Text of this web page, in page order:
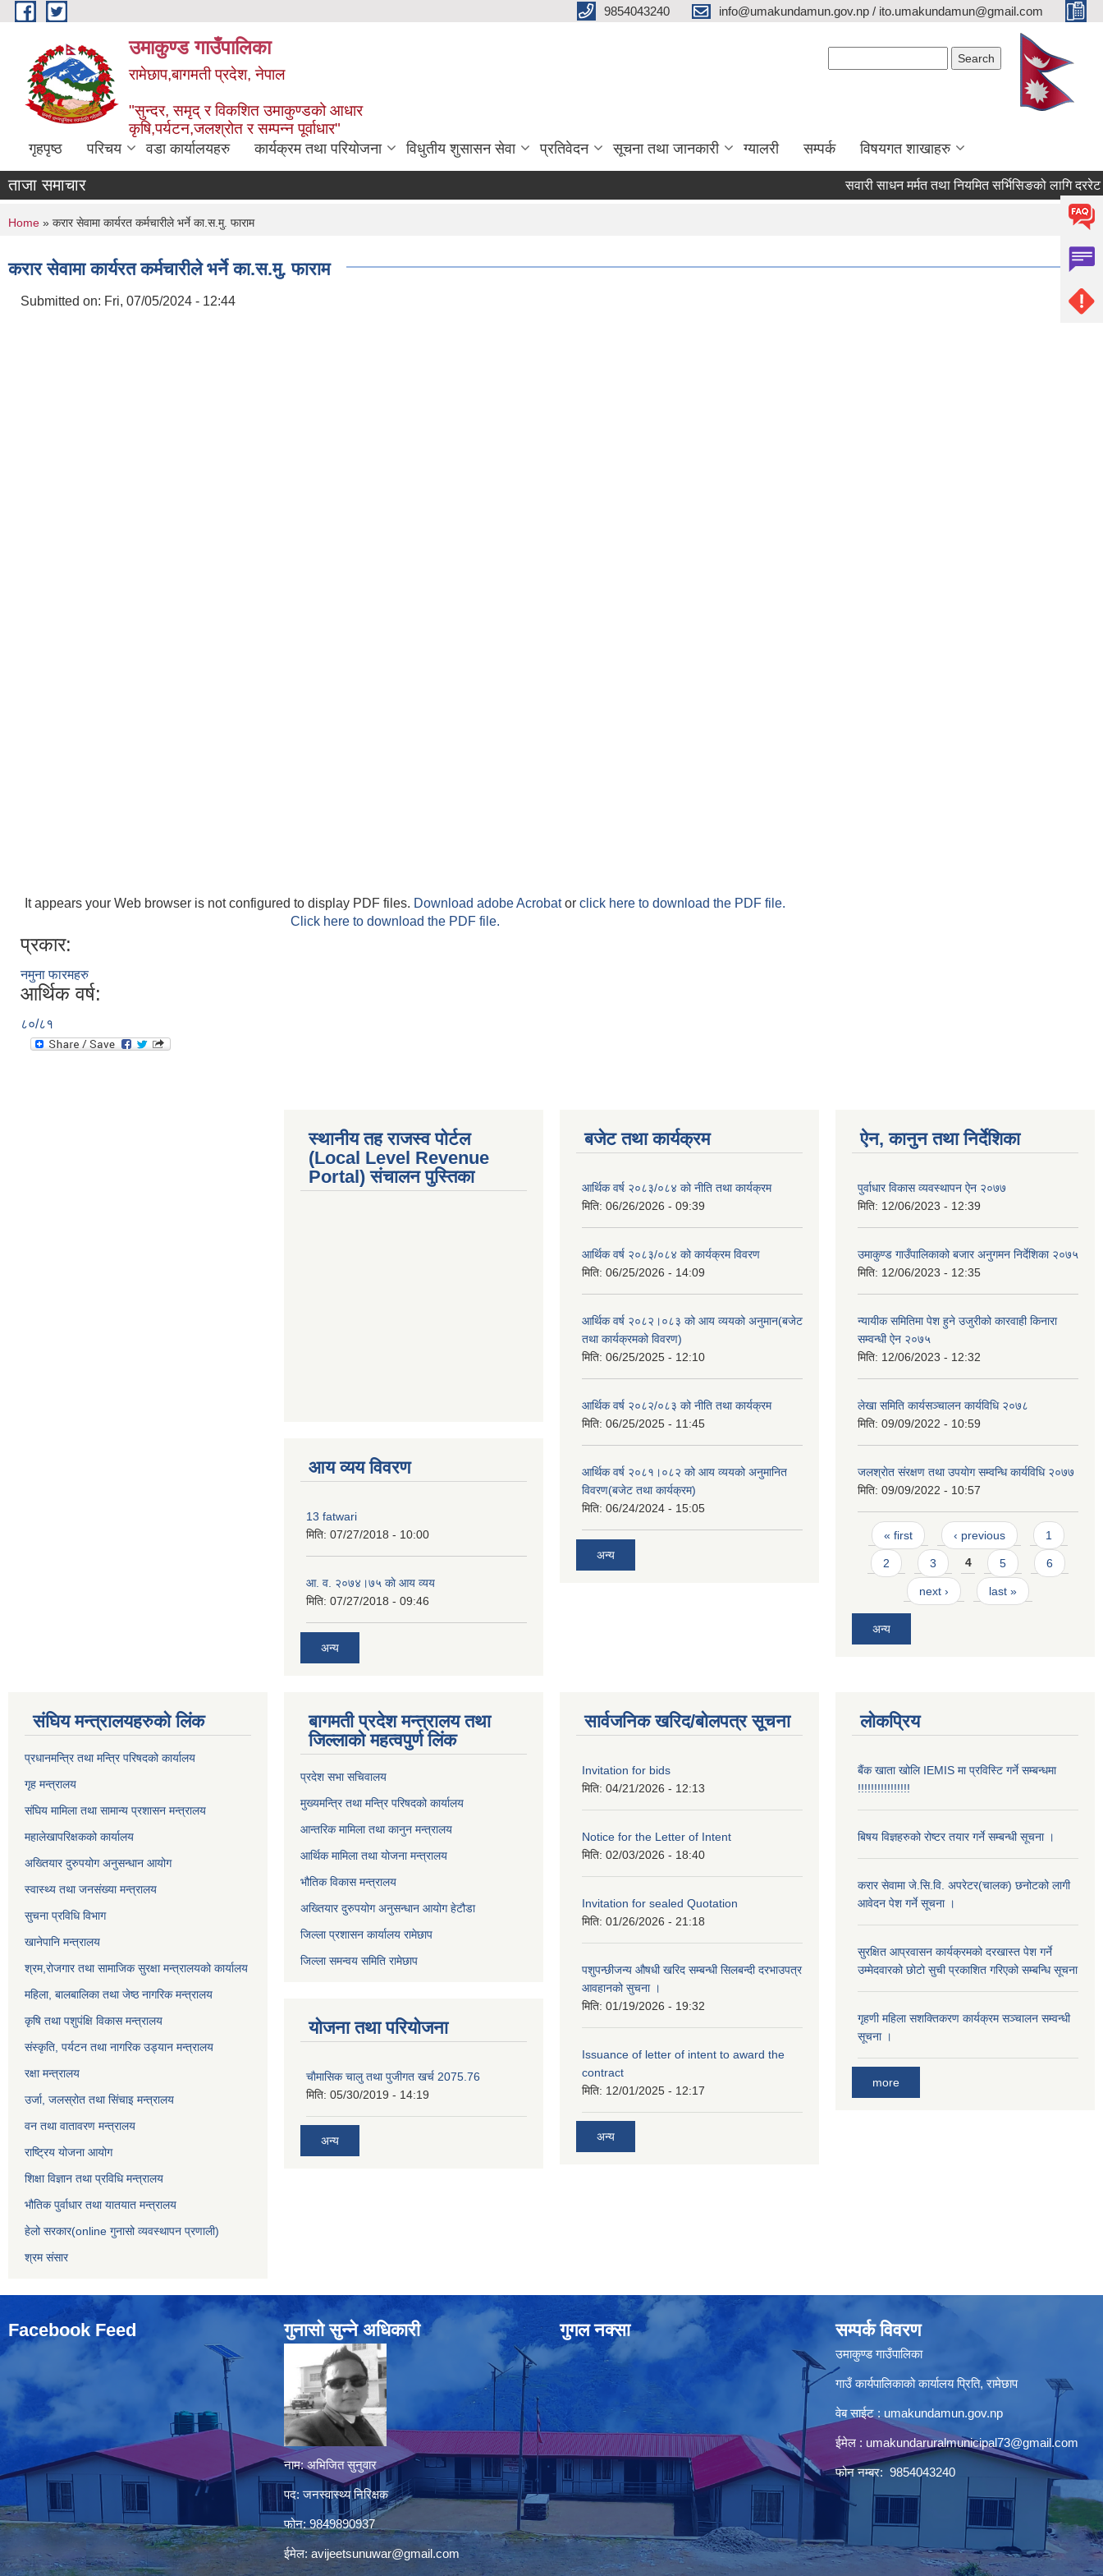
Skip to main content 9854043240 info@umakundamun.gov.np / ito.umakundamun@gmail.com
उमाकुण्ड गाउँपालिका
रामेछाप,बागमती प्रदेश, नेपाल
"सुन्दर, समृद् र विकशित उमाकुण्डको आधार
कृषि,पर्यटन,जलश्रोत र सम्पन्न पूर्वाधार"
गृहपृष्ठ परिचय वडा कार्यालयहरु कार्यक्रम तथा परियोजना विधुतीय शुसासन सेवा प्रतिवेदन सूचना तथा जानकारी ग्यालरी सम्पर्क विषयगत शाखाहरु
ताजा समाचार सवारी साधन मर्मत तथा नियमित सर्भिसिङको लागि दररेट पेश
You are here
Home » करार सेवामा कार्यरत कर्मचारीले भर्ने का.स.मु. फाराम
करार सेवामा कार्यरत कर्मचारीले भर्ने का.स.मु. फाराम
Submitted on: Fri, 07/05/2024 - 12:44
It appears your Web browser is not configured to display PDF files. Download adobe Acrobator click here to download the PDF file.
Click here to download the PDF file.
प्रकार:
नमुना फारमहरु
आर्थिक वर्ष:
८०/८१
स्थानीय तह राजस्व पोर्टल
(Local Level Revenue
Portal) संचालन पुस्तिका
आय व्यय विवरण
13 fatwari
मिति: 07/27/2018 - 10:00
आ‍. व. २०७४।७५ काे आय व्यय
मिति: 07/27/2018 - 09:46
अन्य
बजेट तथा कार्यक्रम
आर्थिक वर्ष २०८३/०८४ को नीति तथा कार्यक्रम
मिति: 06/26/2026 - 09:39
आर्थिक वर्ष २०८३/०८४ को कार्यक्रम विवरण
मिति: 06/25/2026 - 14:09
आर्थिक वर्ष २०८२।०८३ को आय व्ययको अनुमान(बजेट
तथा कार्यक्रमको विवरण)
मिति: 06/25/2025 - 12:10
आर्थिक वर्ष २०८२/०८३ को नीति तथा कार्यक्रम
मिति: 06/25/2025 - 11:45
आर्थिक वर्ष २०८१।०८२ को आय व्ययको अनुमानित
विवरण(बजेट तथा कार्यक्रम)
मिति: 06/24/2024 - 15:05
अन्य
ऐन, कानुन तथा निर्देशिका
पुर्वाधार विकास व्यवस्थापन ऐन २०७७
मिति: 12/06/2023 - 12:39
उमाकुण्ड गाउँपालिकाको बजार अनुगमन निर्देशिका २०७५
मिति: 12/06/2023 - 12:35
न्यायीक समितिमा पेश हुने उजुरीको कारवाही किनारा
सम्वन्धी ऐन २०७५
मिति: 12/06/2023 - 12:32
लेखा समिति कार्यसञ्चालन कार्यविधि २०७८
मिति: 09/09/2022 - 10:59
जलश्राेत संरक्षण तथा उपयाेग सम्वन्धि कार्यविधि २०७७
मिति: 09/09/2022 - 10:57
Pages
« first ‹ previous 1
2 3 4 5 6
next › last »
अन्य
संघिय मन्त्र‍ालयहरुको लिंक
प्रधानमन्त्रि तथा मन्त्रि परिषदको कार्यालय
गृह मन्त्रालय
संघिय मामिला तथा सामान्य प्रशासन मन्त्रालय
महालेखापरिक्षकको कार्यालय
अख्तियार दुरुपयोग अनुसन्धान आयोग
स्वास्थ्य तथा जनसंख्या मन्त्रालय
सुचना प्रविधि विभाग
खानेपानि मन्त्रालय
श्रम,रोजगार तथा सामाजिक सुरक्षा मन्त्रालयको कार्यालय
महिला, बालबालिका तथा जेष्ठ नागरिक मन्त्रालय
कृषि तथा पशुपंक्षि विकास मन्त्रालय
संस्कृति, पर्यटन तथा नागरिक उड्‍यान मन्त्रालय
रक्षा मन्त्रालय
उर्जा, जलस्रोत तथा सिंचाइ मन्त्रालय
वन तथा वातावरण मन्त्रालय
राष्ट्रिय योजना आयोग
शिक्षा विज्ञान तथा प्रविधि मन्त्रालय
भौतिक पुर्वाधार तथा यातयात मन्त्रालय
हेलो सरकार(online गुनासो व्यवस्थापन प्रणाली)
श्रम संसार
बागमती प्रदेश मन्त्रालय तथा
जिल्लाको महत्वपुर्ण लिंक
प्रदेश सभा सचिवालय
मुख्यमन्त्रि तथा मन्त्रि परिषदको कार्यालय
आन्तरिक मामिला तथा कानुन मन्त्रालय
आर्थिक मामिला तथा योजना मन्त्रालय
भौतिक विकास मन्त्रालय
अख्तियार दुरुपयोग अनुसन्धान आयोग हेटौडा
जिल्ला प्रशासन कार्यालय रामेछाप
जिल्ला समन्वय समिति रामेछाप
योजना तथा परियोजना
चाैमासिक चालु तथा पुजीगत खर्च 2075.76
मिति: 05/30/2019 - 14:19
अन्य
सार्वजनिक खरिद/बोलपत्र सूचना
Invitation for bids
मिति: 04/21/2026 - 12:13
Notice for the Letter of Intent
मिति: 02/03/2026 - 18:40
Invitation for sealed Quotation
मिति: 01/26/2026 - 21:18
पशुपन्छीजन्य औषधी खरिद सम्बन्धी सिलबन्दी दरभाउपत्र
आवहानको सुचना ।
मिति: 01/19/2026 - 19:32
Issuance of letter of intent to award the
contract
मिति: 12/01/2025 - 12:17
अन्य
लोकप्रिय
बैंक खाता खोलि IEMIS मा प्रविस्टि गर्ने सम्बन्धमा
!!!!!!!!!!!!!!!!
बिषय विज्ञहरुको रोष्टर तयार गर्ने सम्बन्धी सूचना ।
करार सेवामा जे.सि.वि. अपरेटर(चालक) छनोटको लागी
आवेदन पेश गर्ने सूचना ।
सुरक्षित आप्रवासन कार्यक्रमको दरखास्त पेश गर्ने
उम्मेदवारको छोटो सुची प्रकाशित गरिएको सम्बन्धि सूचना
गृहणी महिला सशक्तिकरण कार्यक्रम सञ्चालन सम्वन्धी
सूचना ।
more
Facebook Feed गुनासो सुन्‍ने अधिकारी
नाम: अभिजित सुनुवार
पद: जनस्वास्थ्य निरिक्षक
फोन: 9849890937
ईमेल: avijeetsunuwar@gmail.com
गुगल नक्सा
premium bootstrap themes
सम्पर्क विवरण
उमाकुण्ड गाउँपालिका
गाउँ कार्यपालिकाको कार्यालय प्रिति, रामेछाप
वेब साईट : umakundamun.gov.np
ईमेल : umakundaruralmunicipal73@gmail.com
फोन नम्बर: 9854043240